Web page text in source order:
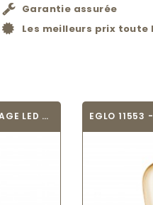
Garantie assurée
Les meilleurs prix toute
EGLO 11696 - AMPOULE VINTAGE LED - LED_E27